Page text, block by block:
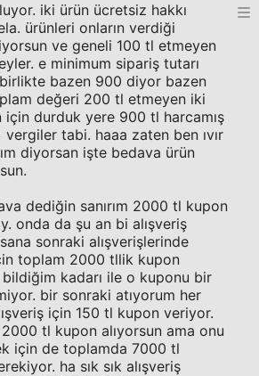
iki ürün ücretsiz hakkı
ürünleri onların verdiği
ve geneli 100 tl etmeyen
e minimum sipariş tutarı
bazen 900 diyor bazen
değeri 200 tl etmeyen iki
için durduk yere 900 tl harcamış
tabi. haaa zaten ben ıvır
diyorsan işte bedava ürün
dediğin sanırım 2000 tl kupon
onda da şu an bi alışveriş
sonraki alışverişlerinde
toplam 2000 tllik kupon
kadarı ile o kuponu bir
bir sonraki atıyorum her
için 150 tl kupon veriyor.
tl kupon alıyorsun ama onu
için de toplamda 7000 tl
ha sık sık alışveriş